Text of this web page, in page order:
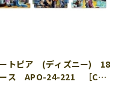
トピア (ディズニー) 18
ス APO-24-221 ［CP-